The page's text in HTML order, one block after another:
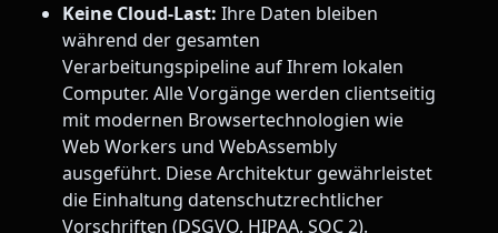
Keine Cloud-Last: Ihre Daten bleiben
während der gesamten
Verarbeitungspipeline auf Ihrem lokalen
Computer. Alle Vorgänge werden clientseitig
mit modernen Browsertechnologien wie
Web Workers und WebAssembly
ausgeführt. Diese Architektur gewährleistet
die Einhaltung datenschutzrechtlicher
Vorschriften (DSGVO, HIPAA, SOC 2).